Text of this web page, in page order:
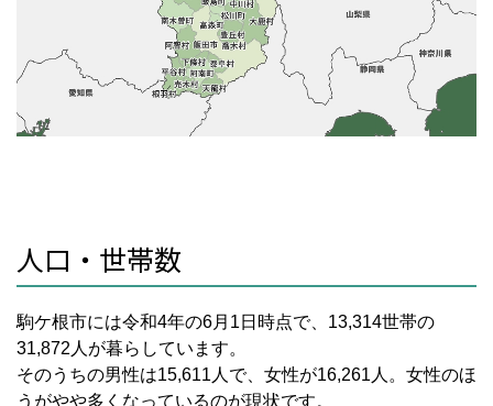
人口・世帯数
駒ケ根市には令和4年の6月 1日時点で、 13,314世帯の
31,872人が暮らしています。
そのうちの男性は15,611人で、女性が16,261人。女性のほ
うがやや多くなっているのが現状です。